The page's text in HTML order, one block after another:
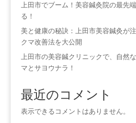
上田市でブーム！美容鍼灸院の最先
る！
美と健康の秘訣：上田市美容鍼灸が
クマ改善法を大公開
上田市の美容鍼クリニックで、自然
マとサヨウナラ！
最近のコメント
表示できるコメントはありません。